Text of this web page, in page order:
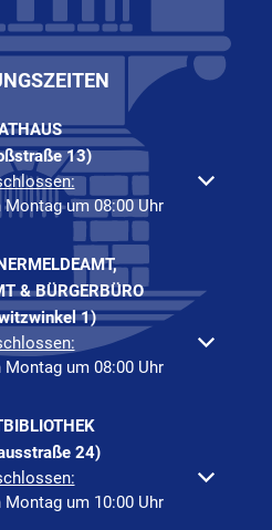
13)
oder Schließzeiten
um 08:00 Uhr
& BÜRGERBÜRO
1)
oder Schließzeiten
um 08:00 Uhr
24)
oder Schließzeiten
um 10:00 Uhr